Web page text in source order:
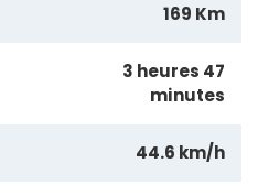
169 Km
3 heures 47
minutes
44.6 km/h